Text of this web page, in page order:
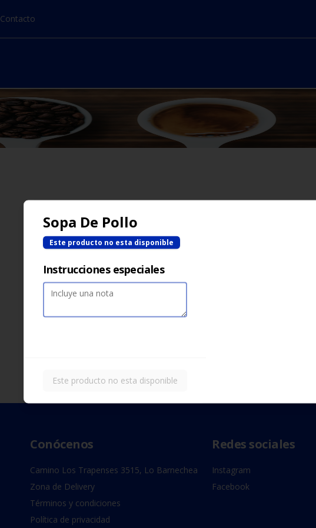
Contacto
Conócenos
Camino Los Trapenses 3515, Lo Barnechea
Zona de Delivery
Términos y condiciones
Política de privacidad
Redes sociales
Instagram
Facebook
Sopa De Pollo
Este producto no esta disponible
Instrucciones especiales
Este producto no esta disponible